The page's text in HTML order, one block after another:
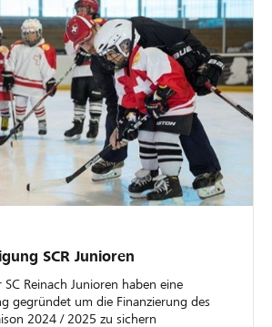
SCR Junioren
Reinach Junioren haben eine
gegründet um die Finanzierung des
2024 / 2025 zu sichern